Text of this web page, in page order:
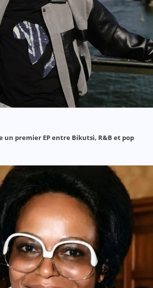
un premier EP entre Bikutsi, R&B et pop